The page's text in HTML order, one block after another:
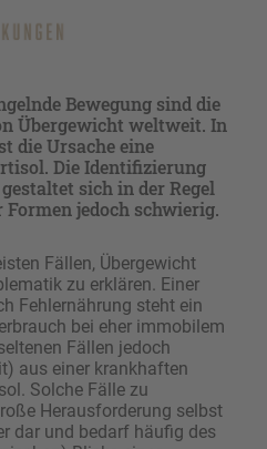
Bewegung sind die
Übergewicht weltweit. In
die Ursache eine
Die Identifizierung
sich in der Regel
jedoch schwierig.
Fällen, Übergewicht
zu erklären. Einer
Fehlernährung steht ein
bei eher immobilem
Fällen jedoch
aus einer krankhaften
Solche Fälle zu
Herausforderung selbst
dar und bedarf häufig des